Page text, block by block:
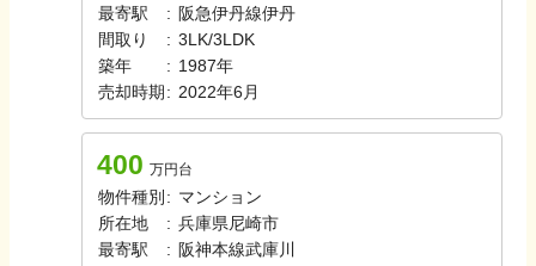
最寄駅
: 阪急伊丹線伊丹
間取り
: 3LK/3LDK
築年
: 1987年
売却時期 : 2022年6月
400 万円台
物件種別 : マンション
所在地
: 兵庫県尼崎市
最寄駅
: 阪神本線武庫川